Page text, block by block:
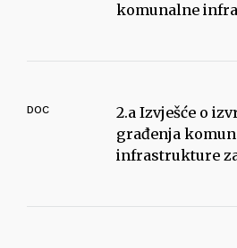
komunalne
DOC
2.a Izvješće o
građenja
infrastrukture